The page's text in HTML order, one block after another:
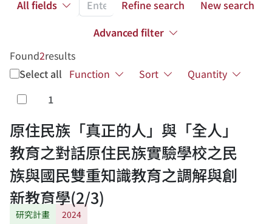
All fields Refine search
New search
Advanced filter
Found2results
Select all Function Sort
Quantity
Select
1
原住民族「真正的人」與「全人」
教育之對話原住民族實驗學校之民
族與國民雙重知識教育之調解與創
新教育學(2/3)
研究計畫 2024